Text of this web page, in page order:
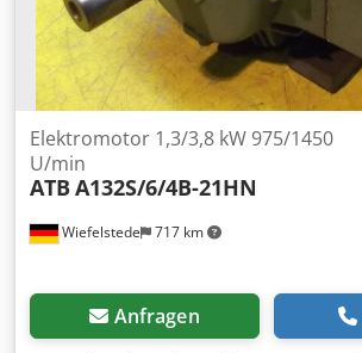
Wiefelstede 717 km
Elektromotor 1,3/3,8 kW 975/1450
U/min
ATB A132S/6/4B-21HN
Anfragen